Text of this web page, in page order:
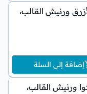
ورنيش القالب،
إضافة إلى السلة
ورنيش القالب،